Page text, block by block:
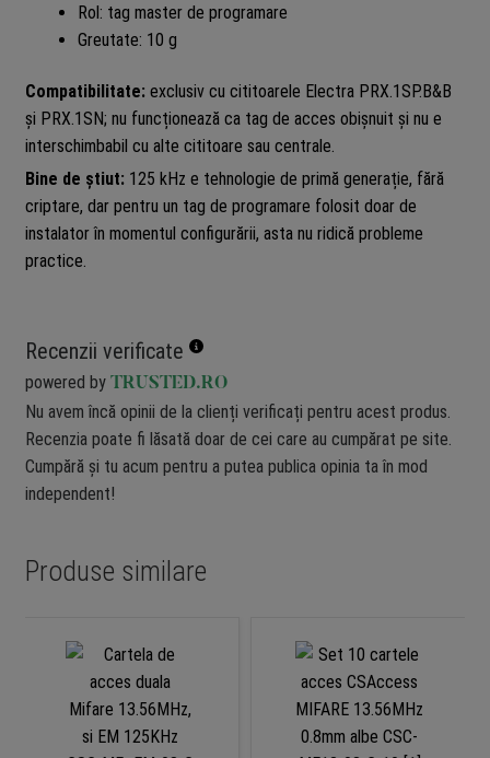
Rol: tag master de programare
Greutate: 10 g
Compatibilitate:exclusiv cu cititoarele Electra PRX.1SP.B&B
și PRX.1SN; nu funcționează ca tag de acces obișnuit și nu e
interschimbabil cu alte cititoare sau centrale.
Bine de știut:125 kHz e tehnologie de primă generație, fără
criptare, dar pentru un tag de programare folosit doar de
instalator în momentul configurării, asta nu ridică probleme
practice.
Recenzii verificate
powered by TRUSTED.RO
Nu avem încă opinii de la clienți verificați pentru acest produs.
Recenzia poate fi lăsată doar de cei care au cumpărat pe site.
Cumpără și tu acum pentru a putea publica opinia ta în mod
independent!
Produse similare